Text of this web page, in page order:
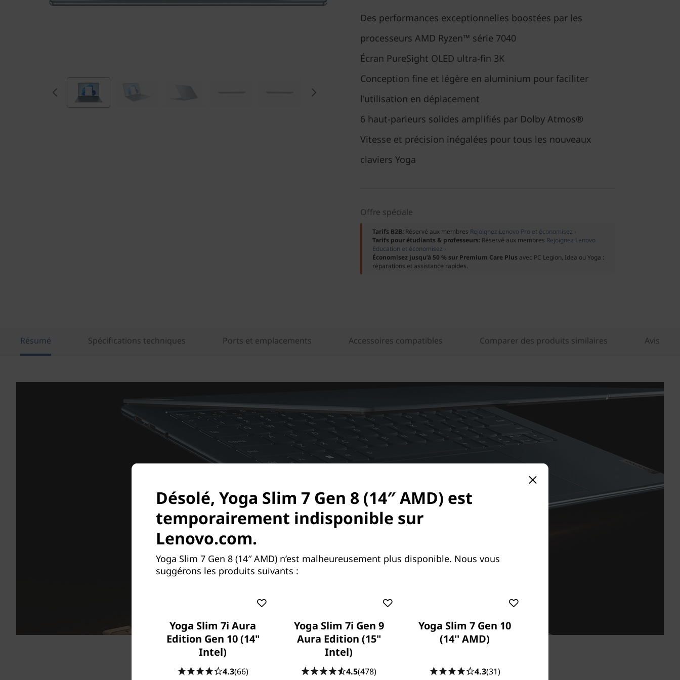
Des performances exceptionnelles boostées par les
processeurs AMD Ryzen™ série 7040
Écran PureSight OLED ultra-fin 3K
Conception fine et légère en aluminium pour faciliter
l'utilisation en déplacement
6 haut-parleurs solides amplifiés par Dolby Atmos®
Vitesse et précision inégalées pour tous les nouveaux
claviers Yoga
Offre spéciale
Tarifs B2B: Réservé aux membres Rejoignez Lenovo Pro et économisez ›
Tarifs pour étudiants & professeurs: Réservé aux membres Rejoignez Lenovo
Education et économisez ›
Économisez jusqu’à 50 % sur Premium Care Plus avec PC Legion, Idea ou Yoga :
réparations et assistance rapides.
Résumé Spécifications techniques Ports et emplacements Accessoires compatibles Comparer des produits similaires Avis
Une vitesse remarquable. Une batterie incroyable.
Désolé, Yoga Slim 7 Gen 8 (14″ AMD) est
temporairement indisponible sur
Lenovo.com.
Yoga Slim 7 Gen 8 (14″ AMD) n’est malheureusement plus disponible. Nous vous
suggérons les produits suivants :
Yoga Slim 7i Aura
Edition Gen 10 (14"
Intel)
4.3(66)
Yoga Slim 7i Gen 9
Aura Edition (15"
Intel)
4.5(478)
Yoga Slim 7 Gen 10
(14'' AMD)
4.3(31)